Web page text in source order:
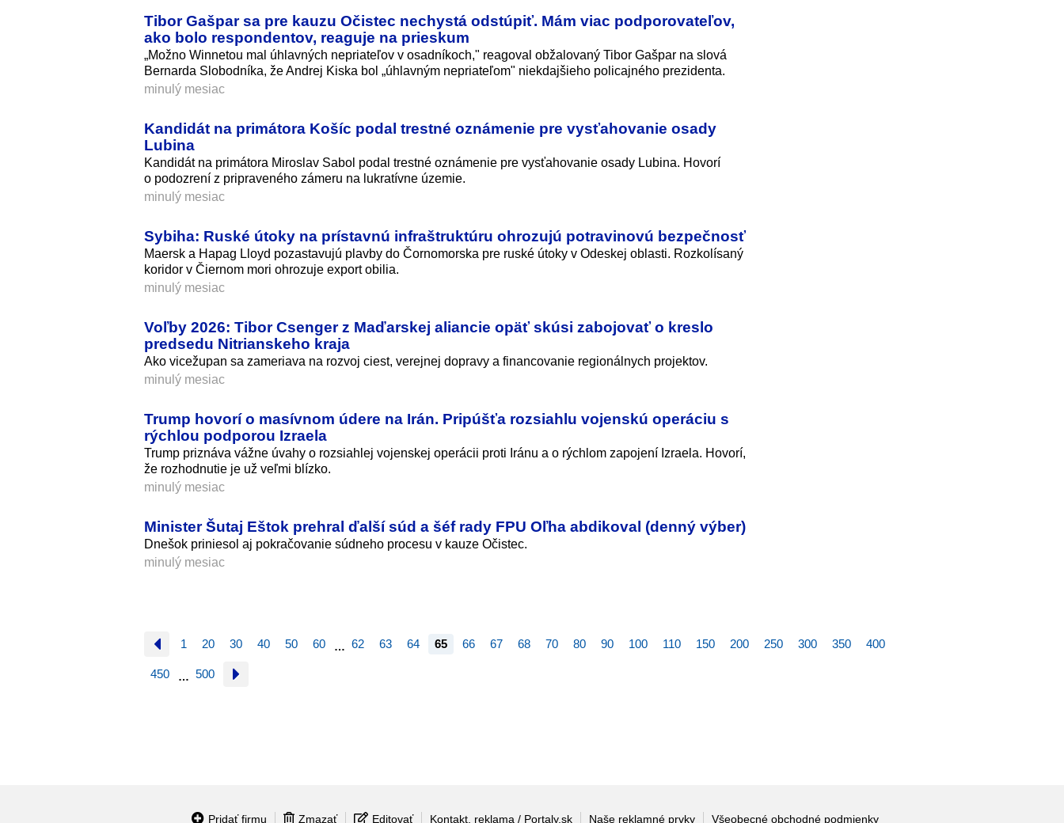
Tibor Gašpar sa pre kauzu Očistec nechystá odstúpiť. Mám viac podporovateľov,
ako bolo respondentov, reaguje na prieskum
„Možno Winnetou mal úhlavných nepriateľov v osadníkoch," reagoval obžalovaný Tibor Gašpar na slová
Bernarda Slobodníka, že Andrej Kiska bol „úhlavným nepriateľom" niekdajšieho policajného prezidenta.
minulý mesiac
Kandidát na primátora Košíc podal trestné oznámenie pre vysťahovanie osady
Lubina
Kandidát na primátora Miroslav Sabol podal trestné oznámenie pre vysťahovanie osady Lubina. Hovorí
o podozrení z pripraveného zámeru na lukratívne územie.
minulý mesiac
Sybiha: Ruské útoky na prístavnú infraštruktúru ohrozujú potravinovú bezpečnosť
Maersk a Hapag Lloyd pozastavujú plavby do Čornomorska pre ruské útoky v Odeskej oblasti. Rozkolísaný
koridor v Čiernom mori ohrozuje export obilia.
minulý mesiac
Voľby 2026: Tibor Csenger z Maďarskej aliancie opäť skúsi zabojovať o kreslo
predsedu Nitrianskeho kraja
Ako vicežupan sa zameriava na rozvoj ciest, verejnej dopravy a financovanie regionálnych projektov.
minulý mesiac
Trump hovorí o masívnom údere na Irán. Pripúšťa rozsiahlu vojenskú operáciu s
rýchlou podporou Izraela
Trump priznáva vážne úvahy o rozsiahlej vojenskej operácii proti Iránu a o rýchlom zapojení Izraela. Hovorí,
že rozhodnutie je už veľmi blízko.
minulý mesiac
Minister Šutaj Eštok prehral ďalší súd a šéf rady FPU Oľha abdikoval (denný výber)
Dnešok priniesol aj pokračovanie súdneho procesu v kauze Očistec.
minulý mesiac
1 20 30 40 50 60 … 62 63 64 65 66 67 68 70 80 90 100 110 150 200 250 300 350 400
450 … 500
Pridať firmu Zmazať Editovať Kontakt, reklama / Portaly.sk Naše reklamné prvky Všeobecné obchodné podmienky